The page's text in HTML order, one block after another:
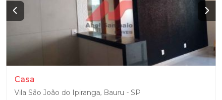
Casa
Vila São João do Ipiranga, Bauru - SP